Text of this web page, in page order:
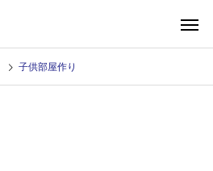
子供部屋作り